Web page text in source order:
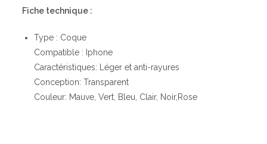
Fiche technique :
Type : Coque
Compatible : Iphone
Caractéristiques: Léger et anti-rayures
Conception: Transparent
Couleur: Mauve, Vert, Bleu, Clair, Noir,Rose